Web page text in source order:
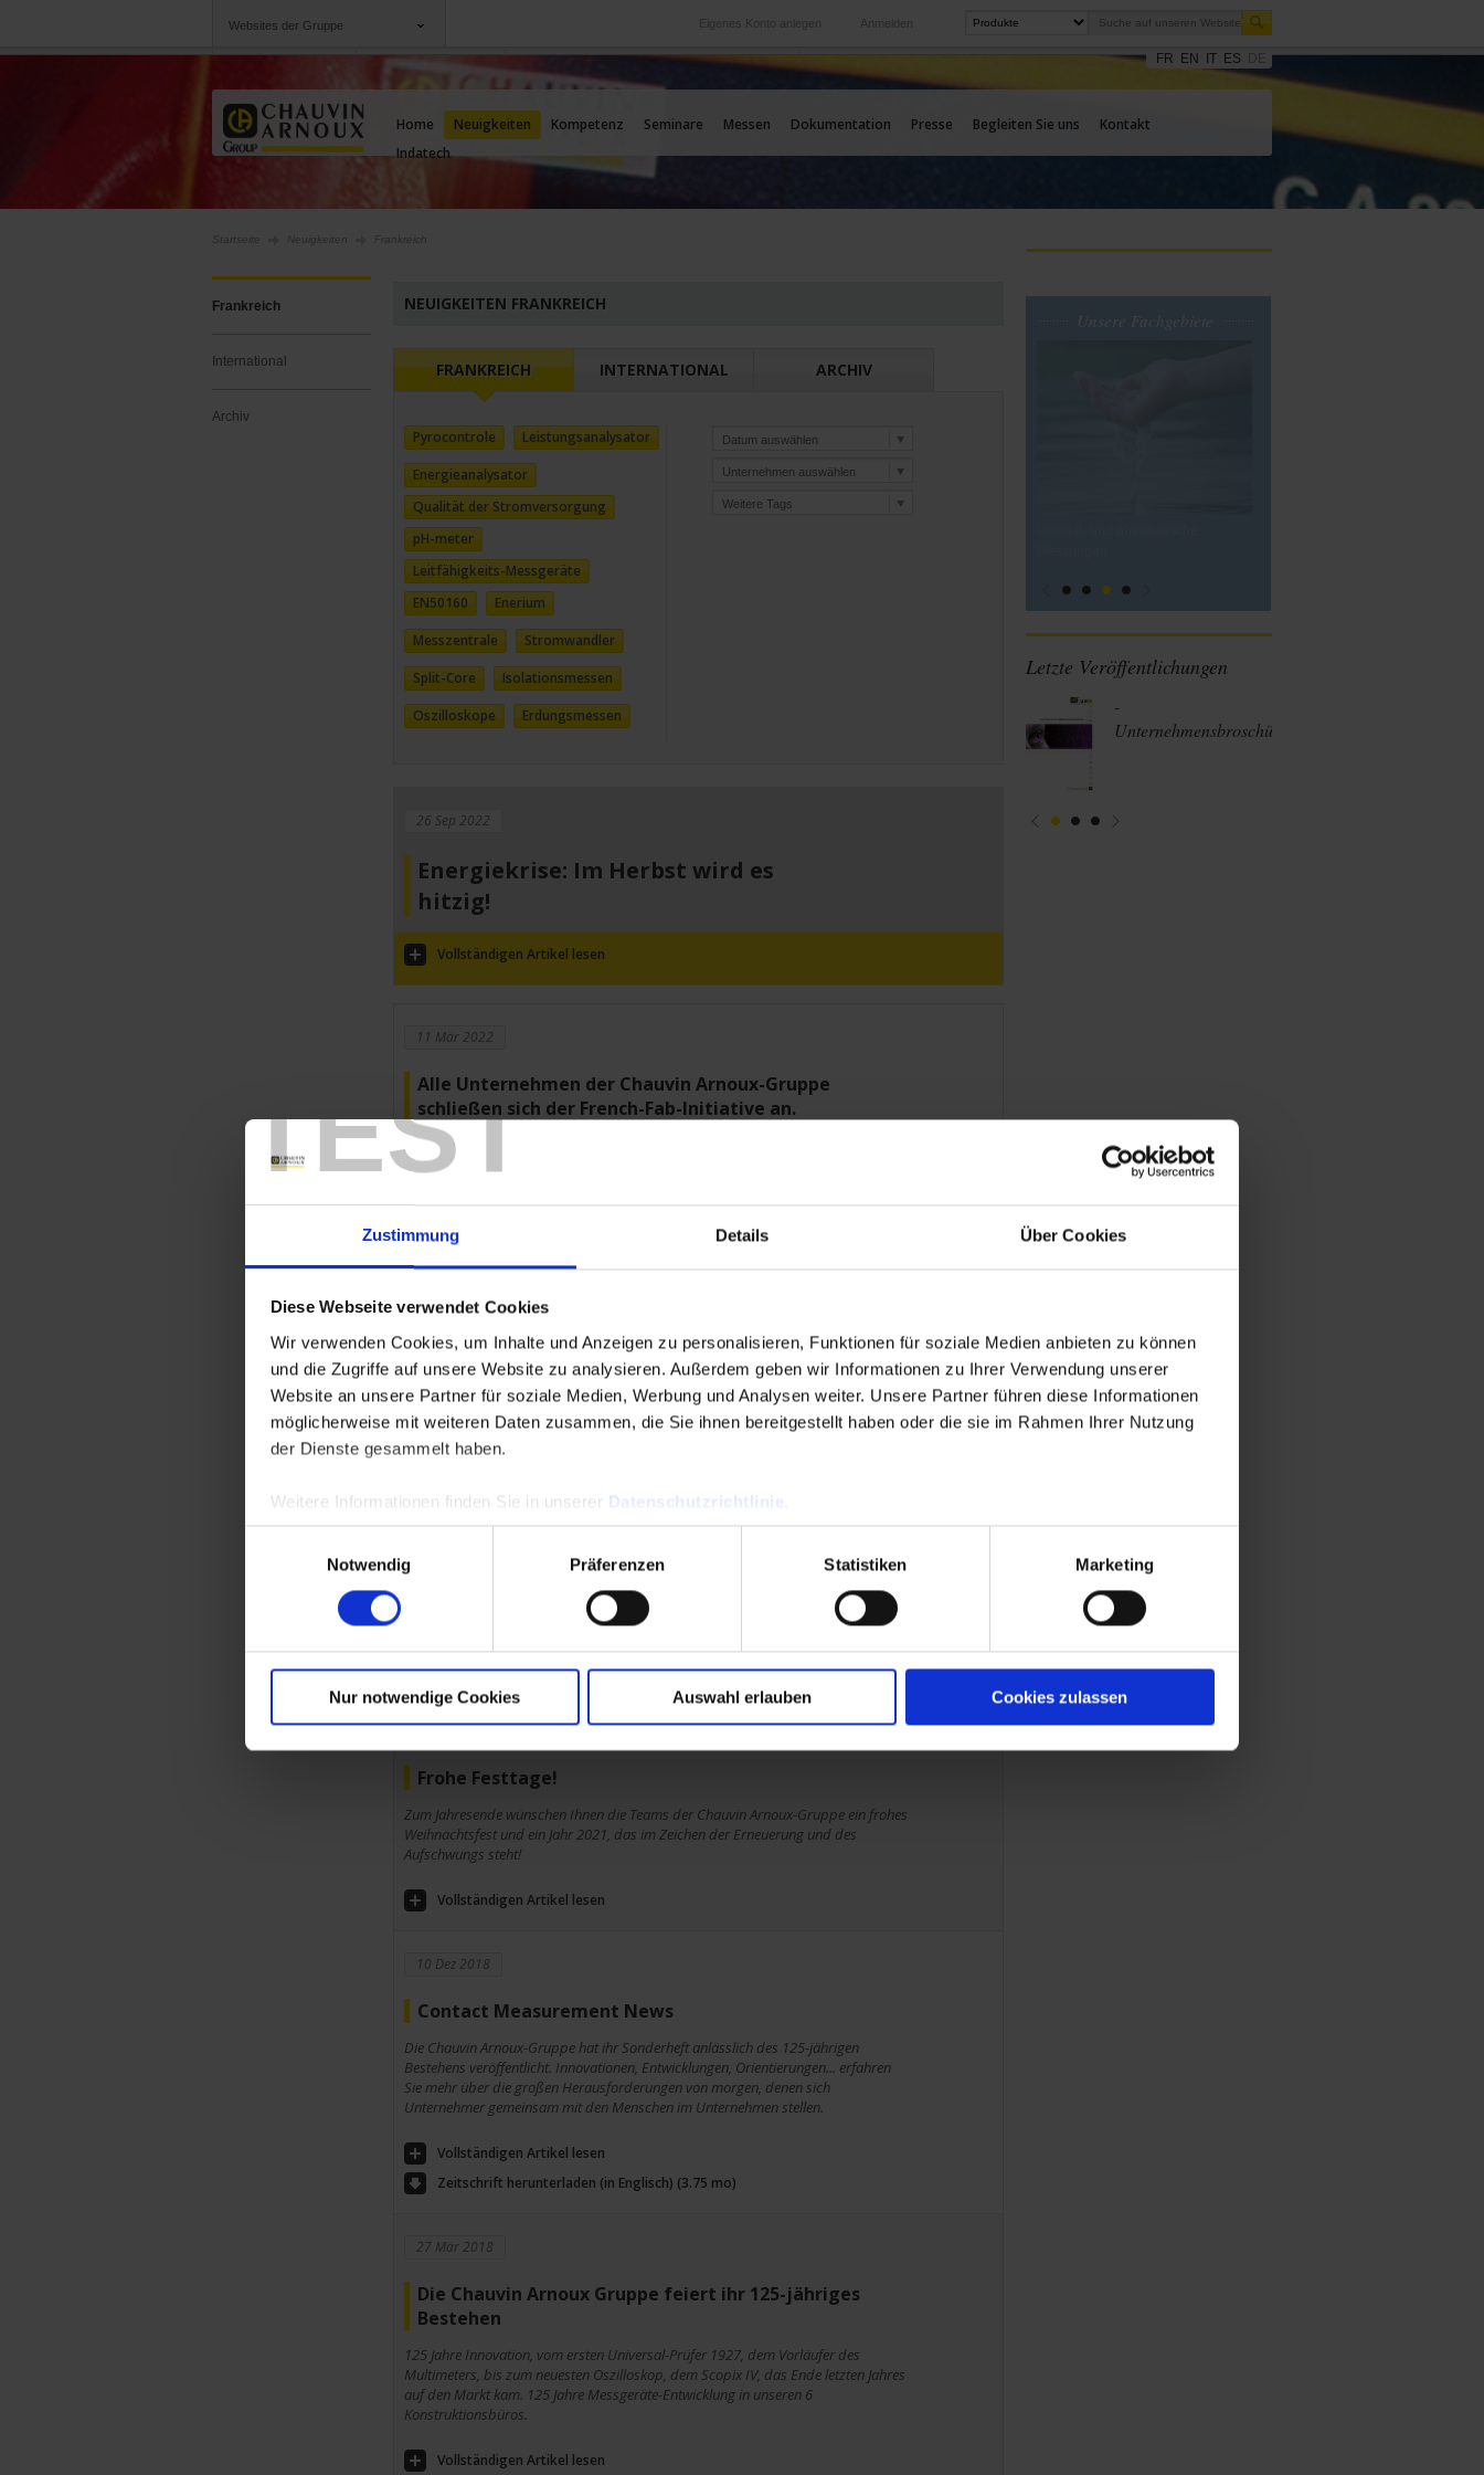
TEST
Zustimmung Details Über Cookies
Diese Webseite verwendet Cookies
Wir verwenden Cookies, um Inhalte und Anzeigen zu personalisieren, Funktionen für soziale Medien anbieten zu können
und die Zugriffe auf unsere Website zu analysieren. Außerdem geben wir Informationen zu Ihrer Verwendung unserer
Website an unsere Partner für soziale Medien, Werbung und Analysen weiter. Unsere Partner führen diese Informationen
möglicherweise mit weiteren Daten zusammen, die Sie ihnen bereitgestellt haben oder die sie im Rahmen Ihrer Nutzung
der Dienste gesammelt haben.
Weitere Informationen finden Sie in unserer Datenschutzrichtlinie
Notwendig
Präferenzen Statistiken Marketing
Nur notwendige Cookies Auswahl erlauben Cookies zulassen
Websites der Gruppe Anmelden
Eigenes Konto anlegen
Chauvin Arnoux
Unternehmen
Angebote für Sie
Unsere Auslands-Tochtergesellschaften
FR EN IT ES
Home Neuigkeiten Kompetenz Seminare Messen Dokumentation Presse Begleiten Sie uns
Kontakt
Indatech
Startseite Neuigkeiten Frankreich
Frankreich
International
Archiv
NEUIGKEITEN FRANKREICH
FRANKREICH INTERNATIONAL ARCHIV
Pyrocontrole
Leistungsanalysator
Energieanalysator
Qualität der Stromversorgung
pH-meter
Leitfähigkeits-Messgeräte
EN50160
Enerium
Messzentrale
Stromwandler
Split-Core
Isolationsmessen
Oszilloskope
Erdungsmessen
26 Sep 2022
Energiekrise: Im Herbst wird es
hitzig!
Vollständigen Artikel lesen
11 Mär 2022
Alle Unternehmen der Chauvin Arnoux-Gruppe
schließen sich der French-Fab-Initiative an.
Vollständigen Artikel lesen
Raumluftqualität: Gesundheit hat Vorrang
Die Luftqualität in Innenräumen ist für Schulen und öffentliche Einrichtungen das
Raumluftqualität drei wesentliche physikalische Größen: CO2, Luftfeuchte,
Temperatur. Alles in einem für eine gesunde Umgebung.
Die Chauvin Arnoux-Gruppe stellt ihr ganzes Know-
Messgeräte und Messtechnik sowie Tieftemperatursensoren... die Chauvin Arnoux-
Gruppe bietet ein erweitertes Produktsortiment und hilft Ihnen dabei, die
Gesundheitsprävention von heute und morgen erfolgreich zu meistern.
Vollständigen Artikel lesen
15 Dez 2020
Frohe Festtage!
Zum Jahresende wünschen Ihnen die Teams der Chauvin Arnoux-Gruppe ein frohes
Weihnachtsfest und ein Jahr 2021, das im Zeichen der Erneuerung und des
Aufschwungs steht!
Vollständigen Artikel lesen
10 Dez 2018
Contact Measurement News
Die Chauvin Arnoux-Gruppe hat ihr Sonderheft anlässlich des 125-jährigen
Bestehens veröffentlicht. Innovationen, Entwicklungen, Orientierungen... erfahren
Sie mehr über die großen Herausforderungen von morgen, denen sich
Unternehmer gemeinsam mit den Menschen im Unternehmen stellen.
Vollständigen Artikel lesen
Zeitschrift herunterladen (in Englisch) (3.75 mo)
27 Mär 2018
Die Chauvin Arnoux Gruppe feiert ihr 125-jähriges
Bestehen
125 Jahre Innovation, vom ersten Universal-Prüfer 1927, dem Vorläufer des
Multimeters, bis zum neuesten Oszilloskop, dem Scopix IV, das Ende letzten Jahres
auf den Markt kam. 125 Jahre Messgeräte-Entwicklung in unseren 6
Konstruktionsbüros.
Vollständigen Artikel lesen
Unsere Fachgebiete
Letzte Veröffentlichungen
-
Unternehmensbroschüren